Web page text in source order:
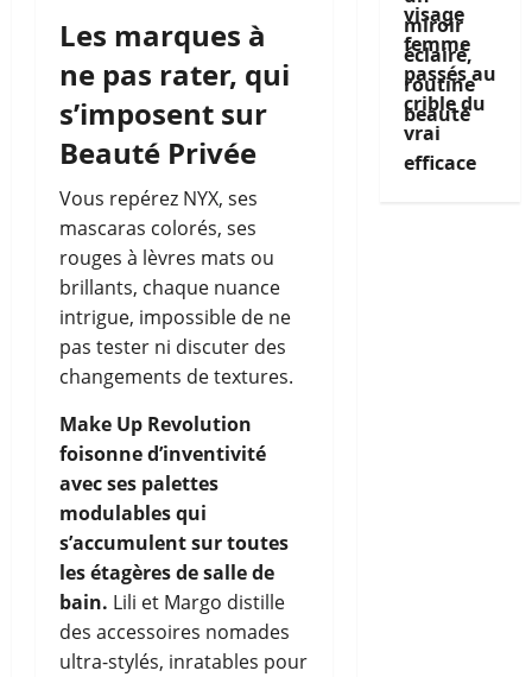
Les marques à
ne pas rater, qui
s’imposent sur
Beauté Privée
Vous repérez NYX, ses
mascaras colorés, ses
rouges à lèvres mats ou
brillants, chaque nuance
intrigue, impossible de ne
pas tester ni discuter des
changements de textures.
Make Up Revolution
foisonne d’inventivité
avec ses palettes
modulables qui
s’accumulent sur toutes
les étagères de salle de
bain. Lili et Margo distille
des accessoires nomades
ultra-stylés, inratables pour
visage
femme
passés au
crible du
vrai
efficace